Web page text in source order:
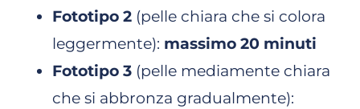
Fototipo 2 (pelle chiara che si colora
leggermente): massimo 20 minuti
Fototipo 3 (pelle mediamente chiara
che si abbronza gradualmente):